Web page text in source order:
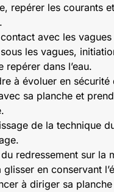
repérer les courants
avec les
les vagues,
repérer dans l’eau.
à évoluer en sécurité
sa planche et
de la technique
redressement sur la
glisser en conservant
à diriger sa